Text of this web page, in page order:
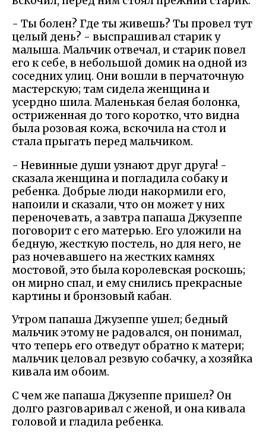
- Ты болен? Где ты живешь? Ты провел тут
целый день? - выспрашивал старик у
малыша. Мальчик отвечал, и старик повел
его к себе, в небольшой домик на одной из
соседних улиц. Они вошли в перчаточную
мастерскую; там сидела женщина и
усердно шила. Маленькая белая болонка,
остриженная до того коротко, что видна
была розовая кожа, вскочила на стол и
стала прыгать перед мальчиком.
- Невинные души узнают друг друга! -
сказала женщина и погладила собаку и
ребенка. Добрые люди накормили его,
напоили и сказали, что он может у них
переночевать, а завтра папаша Джузеппе
поговорит с его матерью. Его уложили на
бедную, жесткую постель, но для него, не
раз ночевавшего на жестких камнях
мостовой, это была королевская роскошь;
он мирно спал, и ему снились прекрасные
картины и бронзовый кабан.
Утром папаша Джузеппе ушел; бедный
мальчик этому не радовался, он понимал,
что теперь его отведут обратно к матери;
мальчик целовал резвую собачку, а хозяйка
кивала им обоим.
С чем же папаша Джузеппе пришел? Он
долго разговаривал с женой, и она кивала
головой и гладила ребенка.